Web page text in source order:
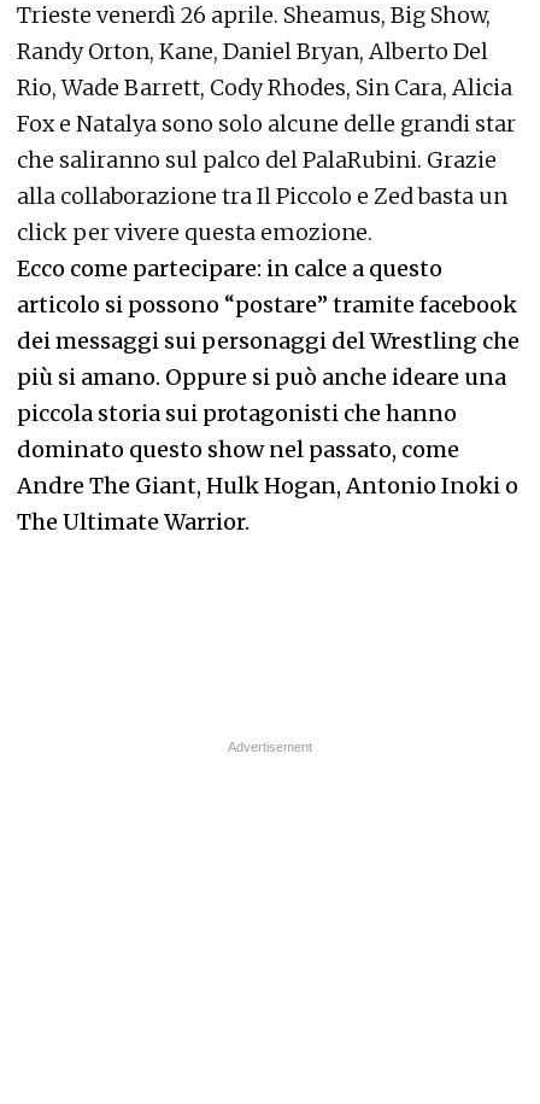
Trieste venerdì 26 aprile. Sheamus, Big Show,
Randy Orton, Kane, Daniel Bryan, Alberto Del
Rio, Wade Barrett, Cody Rhodes, Sin Cara, Alicia
Fox e Natalya sono solo alcune delle grandi star
che saliranno sul palco del PalaRubini. Grazie
alla collaborazione tra Il Piccolo e Zed basta un
click per vivere questa emozione.
Ecco come partecipare: in calce a questo
articolo si possono “postare” tramite facebook
dei messaggi sui personaggi del Wrestling che
più si amano. Oppure si può anche ideare una
piccola storia sui protagonisti che hanno
dominato questo show nel passato, come
Andre The Giant, Hulk Hogan, Antonio Inoki o
The Ultimate Warrior.